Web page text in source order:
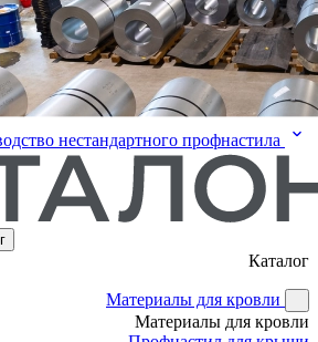
нестандартного профнастила
Каталог
Материалы для кровли
Материалы для кровли